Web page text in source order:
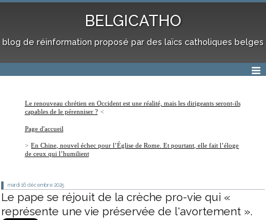
BELGICATHO
blog de réinformation proposé par des laïcs catholiques belges
Le renouveau chrétien en Occident est une réalité, mais les dirigeants seront-ils
capables de le pérenniser ?
Page d'accueil
En Chine, nouvel échec pour l’Église de Rome. Et pourtant, elle fait l’éloge
de ceux qui l’humilient
mardi 16 décembre 2025
Le pape se réjouit de la crèche pro-vie qui «
représente une vie préservée de l'avortement ».